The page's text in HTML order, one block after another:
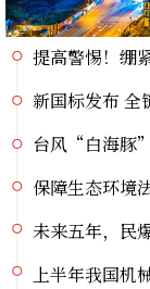
提高警惕！绷
新国标发布 全
保障生态环境
未来五年，民
上半年我国机
直奔华东沿